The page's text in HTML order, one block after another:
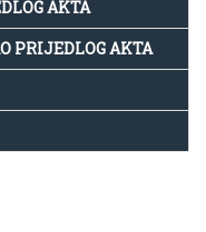
AKTA
PRIJEDLOG AKTA